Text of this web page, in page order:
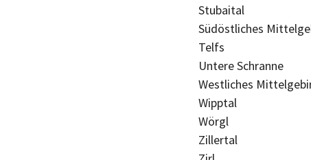
Stubaital
Südöstliches
Telfs
Untere Schranne
Westliches
Wipptal
Wörgl
Zillertal